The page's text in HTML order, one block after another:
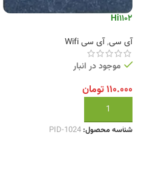
Hi1102
آی سی,آی سی Wifi
موجود در انبار
۱۱۰.۰۰۰تومان
افزودن به سبد خرید
شناسه محصول: PID-1024